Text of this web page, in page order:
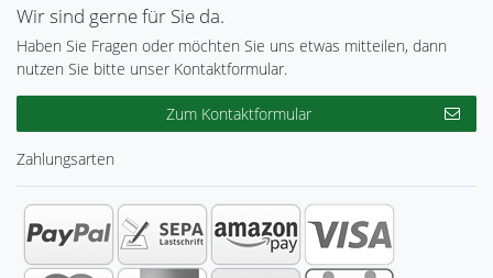
Wir sind gerne für Sie da.
Haben Sie Fragen oder möchten Sie uns etwas mitteilen, dann
nutzen Sie bitte unser Kontaktformular.
Zum Kontaktformular
Zahlungsarten